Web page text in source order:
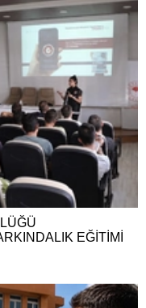
EĞİTİMİ